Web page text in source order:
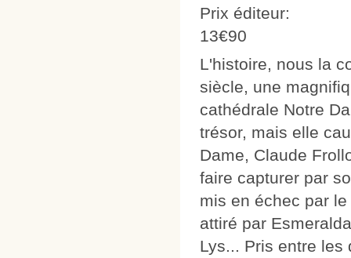
Prix éditeur:
13€90
L'histoire, nous la
siècle, une
cathédrale Notre
trésor, mais elle
Dame, Claude
faire capturer par
mis en échec par
attiré par
Lys... Pris entre